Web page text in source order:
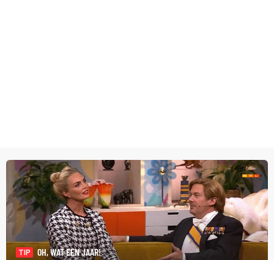
TIP
OH, WAT EEN JAAR!